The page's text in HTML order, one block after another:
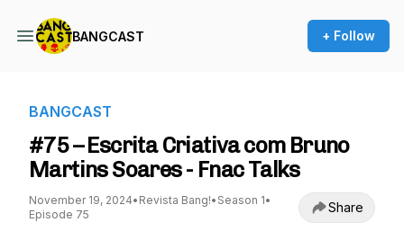
BANGCAST + Follow
BANGCAST
#75 – Escrita Criativa com Bruno
Martins Soares - Fnac Talks
November 19, 2024• Revista Bang!• Season 1•
Episode 75
Share